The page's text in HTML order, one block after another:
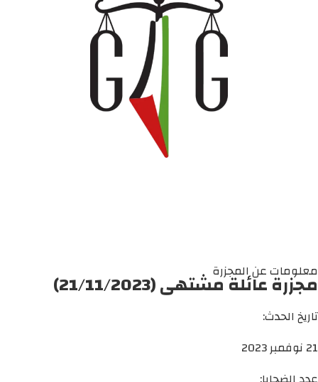
معلومات عن المجزرة
مجزرة عائلة مشتهى (21/11/2023)
تاريخ الحدث:
21 نوفمبر 2023